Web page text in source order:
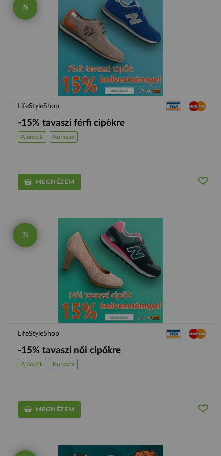
%
LifeStyleShop
-15% tavaszi férfi cipőkre
Ajándék Ruházat
MEGNÉZEM
%
LifeStyleShop
-15% tavaszi női cipőkre
Ajándék Ruházat
MEGNÉZEM